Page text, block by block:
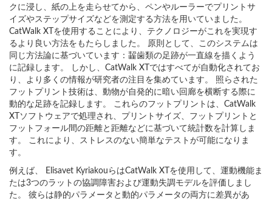
クに浸し、紙の上を走らせてから、ペンやルーラーでプリントサ
イズやステップサイズなどを測定する方法を用いていました。
CatWalk XTを使用することにより、テクノロジーがこれを実現す
るより良い方法をもたらしました。 原則として、このシステムは
同じ方法論に基づいています：齧歯類の足跡が一直線を描くよう
に記録します。 しかし、CatWalk XTではすべてが自動化されてお
り、より多くの情報が研究者の注目を集めています。 照らされた
フットプリント技術は、動物が自発的に暗い回廊を横断する際に
動的な足跡を記録します。 これらのフットプリントは、CatWalk
XTソフトウェアで処理され、プリントサイズ、フットプリントと
フットフォール間の距離と距離などに基づいて統計数を計算しま
す。 これにより、ストレスのない簡単なテストが可能になりま
す。
例えば、 Elisavet KyriakouらはCatWalk XTを使用して、運動機能ま
たは3つのラットの協調障害および運動失調モデルを評価しまし
た。 彼らは静的パラメータと動的パラメータの両方に差異があ